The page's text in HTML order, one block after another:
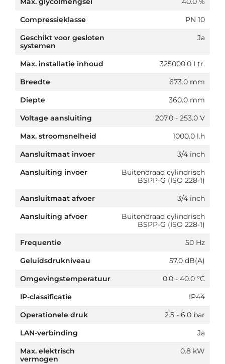
Compressieklasse
PN 10
Geschikt voor gesloten
systemen
Ja
Max. installatie inhoud
325000.0 Ltr.
Breedte
673.0 mm
Diepte
360.0 mm
Voltage aansluiting
207.0 - 253.0 V
Max. stroomsnelheid
1000.0 l.h
Aansluitmaat invoer
3/4 inch
Aansluiting invoer
Buitendraad cylindrisch
BSPP-G (ISO 228-1)
Aansluitmaat afvoer
3/4 inch
Aansluiting afvoer
Buitendraad cylindrisch
BSPP-G (ISO 228-1)
Frequentie
50 Hz
Geluidsdrukniveau
57.0 dB(A)
Omgevingstemperatuur
0.0 - 40.0 °C
IP-classificatie
IP44
Operationele druk
2.5 - 6.0 bar
LAN-verbinding
Ja
Max. elektrisch
vermogen
0.8 kW